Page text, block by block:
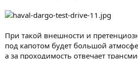
При такой внешности и
под капотом будет большой
а за проходимость отвечает